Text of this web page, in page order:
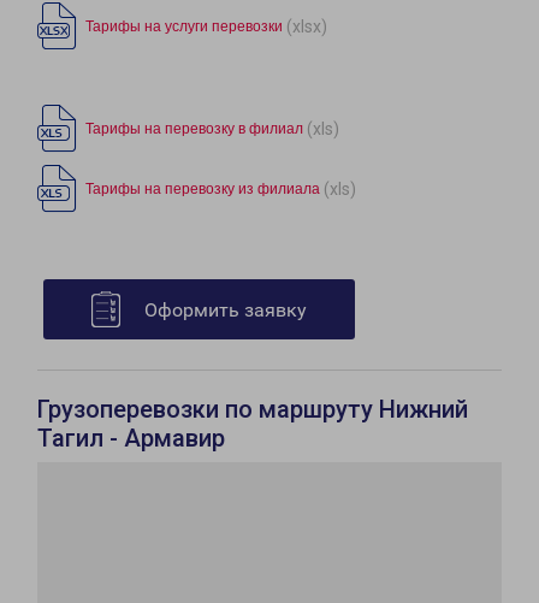
Тарифы на услуги перевозки (xlsx)
Тарифы на перевозку в филиал (xls)
Тарифы на перевозку из филиала (xls)
Оформить заявку
Грузоперевозки по маршруту Нижний
Тагил - Армавир